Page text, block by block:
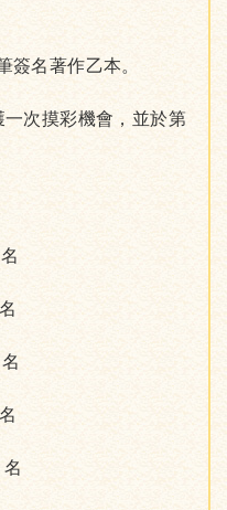
名著作乙本。
次摸彩機會，並於第